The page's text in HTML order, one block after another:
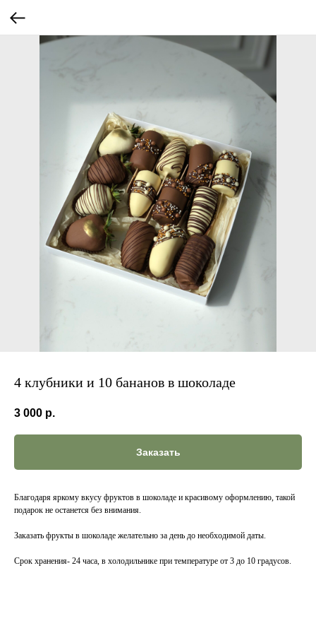
4 клубники и 10 бананов в шоколаде
3 000 р.
Заказать
Благодаря яркому вкусу фруктов в шоколаде и красивому оформлению, такой
подарок не останется без внимания.
Заказать фрукты в шоколаде желательно за день до необходимой даты.
Срок хранения- 24 часа, в холодильнике при температуре от 3 до 10 градусов.